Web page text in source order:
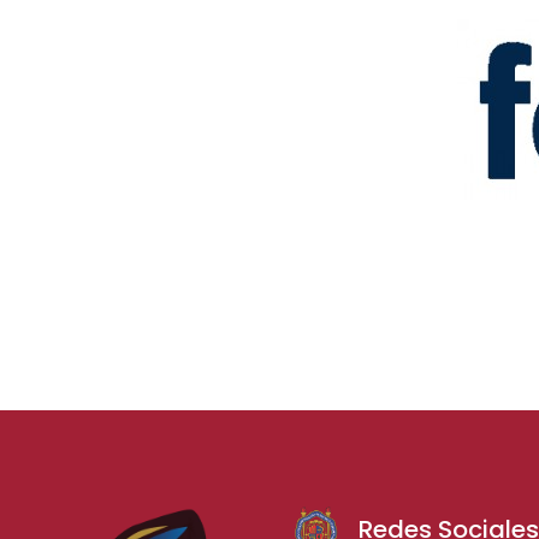
Redes Sociales